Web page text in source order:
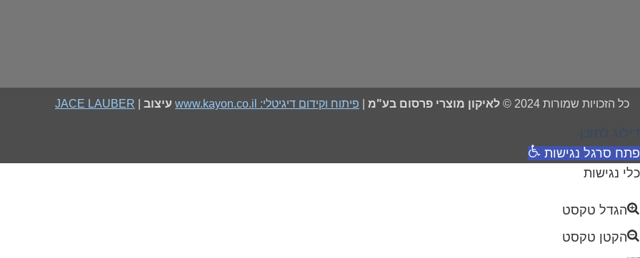
כל הזכויות שמורות 2024 © לאיקון מוצרי פרסום בע"מ פיתוח וקידום דיגיטלי: www.kayon.co.il עיצוב JACE LAUBER
דילוג לתוכן
פתח סרגל נגישות
כלי נגישות
הגדל טקסט
הקטן טקסט